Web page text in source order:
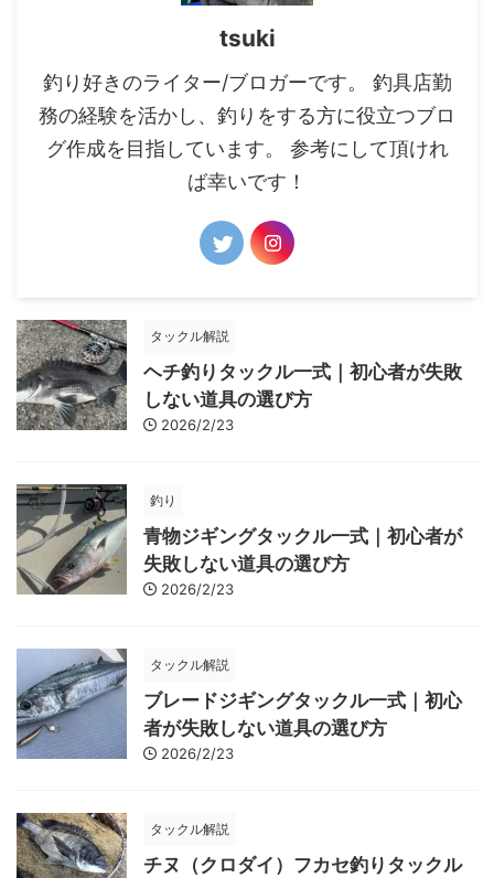
tsuki
釣り好きのライター/ブロガーです。 釣具店勤
務の経験を活かし、釣りをする方に役立つブロ
グ作成を目指しています。 参考にして頂けれ
ば幸いです！
タックル解説
ヘチ釣りタックル一式｜初心者が失敗
しない道具の選び方
2026/2/23
釣り
青物ジギングタックル一式｜初心者が
失敗しない道具の選び方
2026/2/23
タックル解説
ブレードジギングタックル一式｜初心
者が失敗しない道具の選び方
2026/2/23
タックル解説
チヌ（クロダイ）フカセ釣りタックル